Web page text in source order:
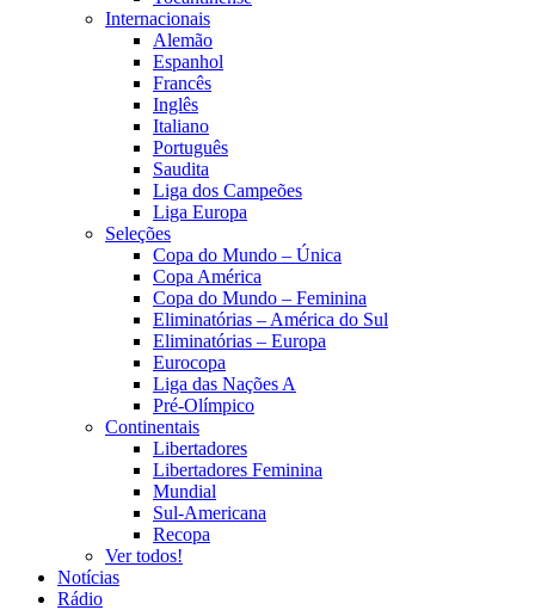
Internacionais
Alemão
Espanhol
Francês
Inglês
Italiano
Português
Saudita
Liga dos Campeões
Liga Europa
Seleções
Copa do Mundo – Única
Copa América
Copa do Mundo – Feminina
Eliminatórias – América do Sul
Eliminatórias – Europa
Eurocopa
Liga das Nações A
Pré-Olímpico
Continentais
Libertadores
Libertadores Feminina
Mundial
Sul-Americana
Recopa
Ver todos!
Notícias
Rádio